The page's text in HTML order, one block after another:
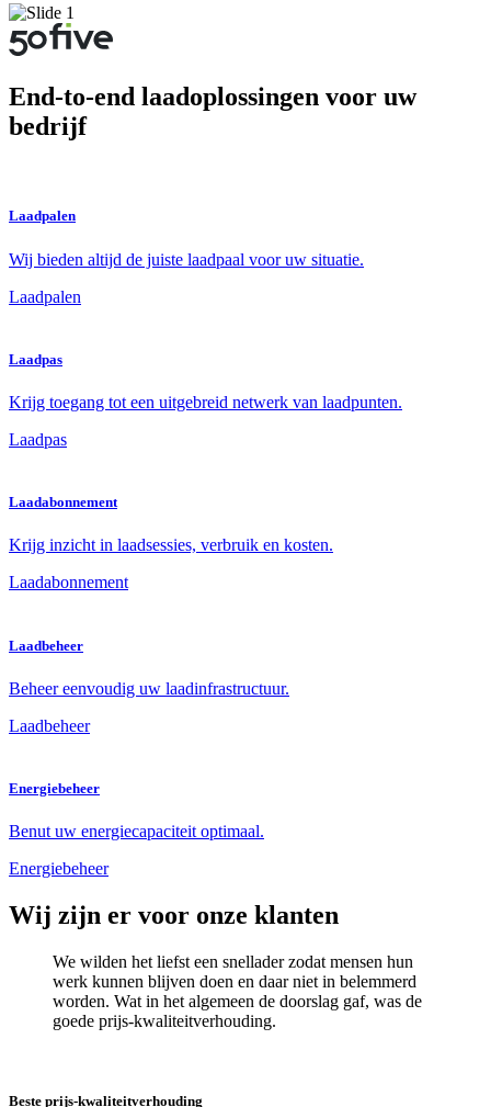
End-to-end laadoplossingen voor uw
bedrijf
Laadpalen
Wij bieden altijd de juiste laadpaal voor uw situatie.
Laadpalen
Laadpas
Krijg toegang tot een uitgebreid netwerk van laadpunten.
Laadpas
Laadabonnement
Krijg inzicht in laadsessies, verbruik en kosten.
Laadabonnement
Laadbeheer
Beheer eenvoudig uw laadinfrastructuur.
Laadbeheer
Energiebeheer
Benut uw energiecapaciteit optimaal.
Energiebeheer
Wij zijn er voor onze klanten
We wilden het liefst een snellader zodat mensen hun
werk kunnen blijven doen en daar niet in belemmerd
worden. Wat in het algemeen de doorslag gaf, was de
goede prijs-kwaliteitverhouding.
Beste prijs-kwaliteitverhouding